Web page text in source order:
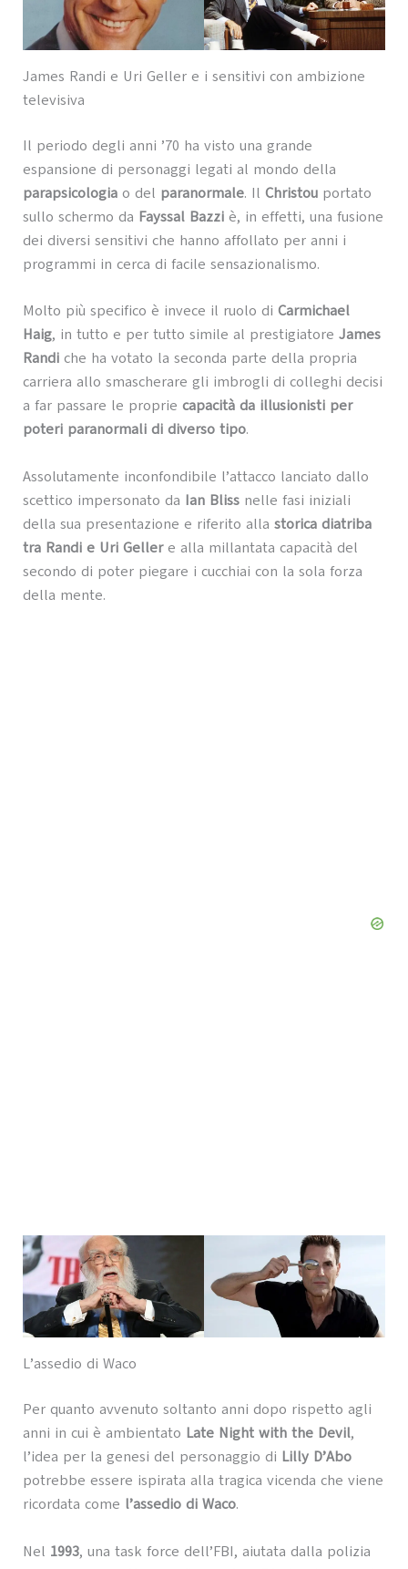
James Randi e Uri Geller e i sensitivi con ambizione
televisiva
Il periodo degli anni ’70 ha visto una grande
espansione di personaggi legati al mondo della
parapsicologiao del paranormale. Il Christouportato
sullo schermo da Fayssal Bazziè, in effetti, una fusione
dei diversi sensitivi che hanno affollato per anni i
programmi in cerca di facile sensazionalismo.
Molto più specifico è invece il ruolo di Carmichael
Haig, in tutto e per tutto simile al prestigiatore James
Randiche ha votato la seconda parte della propria
carriera allo smascherare gli imbrogli di colleghi decisi
a far passare le proprie capacità da illusionisti per
poteri paranormali di diverso tipo.
Assolutamente inconfondibile l’attacco lanciato dallo
scettico impersonato da Ian Blissnelle fasi iniziali
della sua presentazione e riferito alla storica diatriba
tra Randi e Uri Gellere alla millantata capacità del
secondo di poter piegare i cucchiai con la sola forza
della mente.
L’assedio di Waco
Per quanto avvenuto soltanto anni dopo rispetto agli
anni in cui è ambientato Late Night with the Devil,
l’idea per la genesi del personaggio di Lilly D’Abo
potrebbe essere ispirata alla tragica vicenda che viene
ricordata come l’assedio di Waco.
Nel 1993, una task force dell’FBI, aiutata dalla polizia